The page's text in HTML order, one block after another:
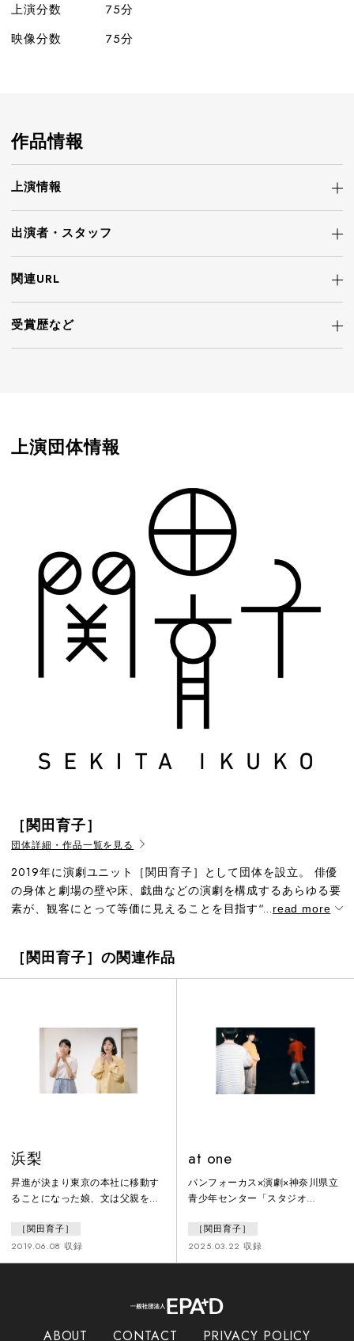
上演分数
75分
映像分数
75分
作品情報
上演情報
出演者・ スタッフ
関連URL
受賞歴など
上演団体情報
［関田育子］
団体詳細・作品一覧を見る
2019年に演劇ユニット［関田育子］として団体を設立。 俳優
の身体と劇場の壁や床、戯曲などの演劇を構成するあらゆる要
素が、観客にとって等価に見えることを目指す“...read more
［関田育子］の関連作品
浜梨
昇進が決まり東京の本社に移動す
ることになった娘、文は父親をひ
を覚えていた。そこで、文は父の
かつての同級生で、寡婦である道
子との再婚を斡旋する。しかし、
母親のことを慮らずにはいられな
［関田育子］
2019.06.08 収録
at one
パンフォーカス×演劇×神奈川県立
青少年センター「スタジオ
つ空間構造を演劇に組み込むため
のいくつかの試み
［関田育子］
2025.03.22 収録
ABOUT CONTACT PRIVACY POLICY